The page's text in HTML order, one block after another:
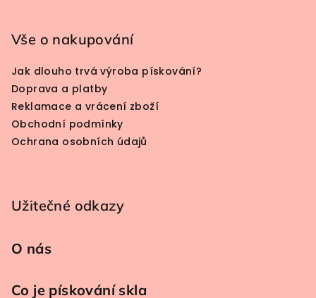
Vše o nakupování
Jak dlouho trvá výroba pískování?
Doprava a platby
Reklamace a vrácení zboží
Obchodní podmínky
Ochrana osobních údajů
Užitečné odkazy
O nás
Co je pískování skla